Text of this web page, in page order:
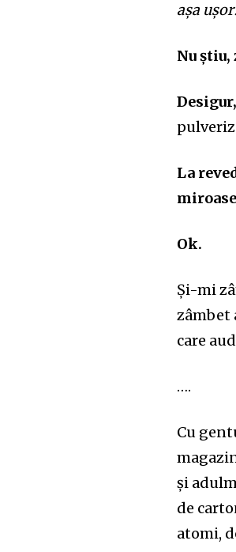
așa
Nu știu,
La
Ok.
Și-mi
zâmbet
care
….
Cu
și
de
atomi,